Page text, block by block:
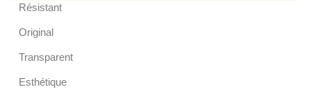
Résistant
Original
Transparent
Esthétique